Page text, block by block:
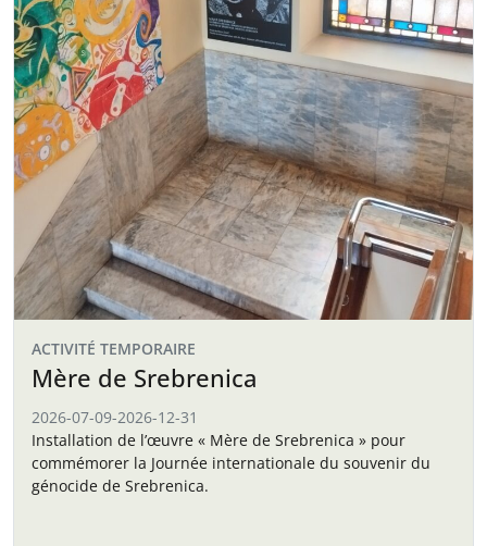
ACTIVITÉ TEMPORAIRE
Mère de Srebrenica
2026-07-09-2026-12-31
Installation de l’œuvre « Mère de Srebrenica » pour
commémorer la Journée internationale du souvenir du
génocide de Srebrenica.